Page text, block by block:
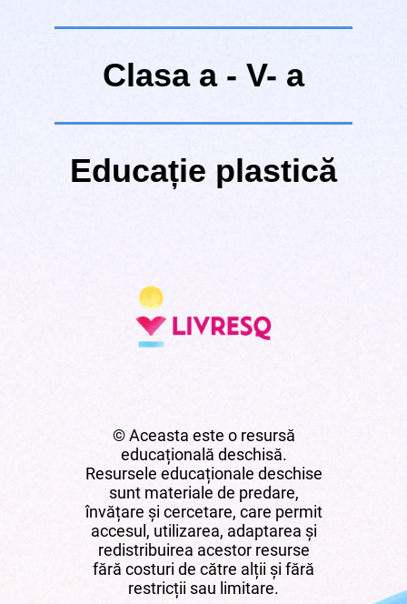
Clasa a - V- a
Educație plastică
© Aceasta este o resursă
educațională deschisă.
Resursele educaționale deschise
sunt materiale de predare,
învățare și cercetare, care permit
accesul, utilizarea, adaptarea și
redistribuirea acestor resurse
fără costuri de către alții și fără
restricții sau limitare.